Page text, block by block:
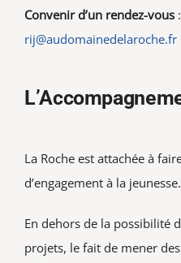
Convenir d’un rendez-vous:
rij@audomainedelaroche.fr
La Roche est attachée à
d’engagement à la jeunesse.
En dehors de la possibilité
projets, le fait de mener